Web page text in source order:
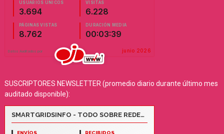
SUSCRIPTORES NEWSLETTER (promedio diario durante último mes
auditado disponible):